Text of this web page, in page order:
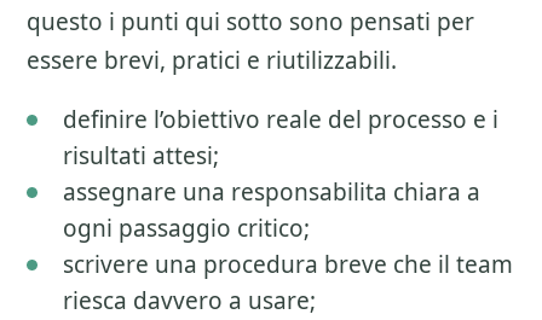
questo i punti qui sotto sono pensati per
essere brevi, pratici e riutilizzabili.
definire l’obiettivo reale del processo e i
risultati attesi;
assegnare una responsabilita chiara a
ogni passaggio critico;
scrivere una procedura breve che il team
riesca davvero a usare;